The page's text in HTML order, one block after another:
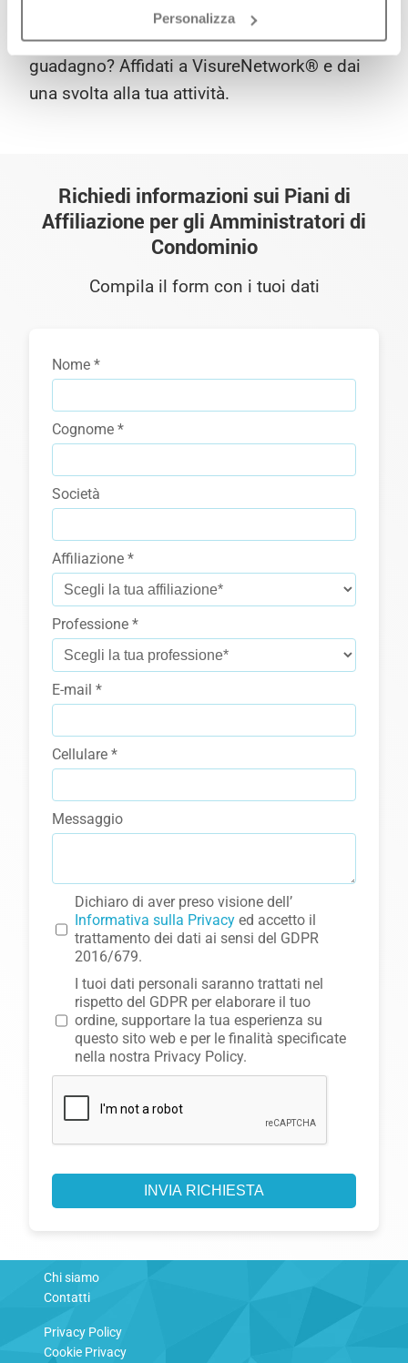
Personalizza
vorresti semplificare il tuo lavoro e allo
stesso tempo incrementare anche il tuo
guadagno? Affidati a VisureNetwork® e dai
una svolta alla tua attività.
Richiedi informazioni sui Piani di
Affiliazione per gli Amministratori di
Condominio
Compila il form con i tuoi dati
Nome *
Cognome *
Società
Affiliazione *
Professione *
E-mail *
Cellulare *
Messaggio
Dichiaro di aver preso visione dell’
Informativa sulla Privacy ed accetto il
trattamento dei dati ai sensi del GDPR
2016/679.
I tuoi dati personali saranno trattati nel
rispetto del GDPR per elaborare il tuo
ordine, supportare la tua esperienza su
questo sito web e per le finalità specificate
nella nostra Privacy Policy.
INVIA RICHIESTA
Chi siamo
Contatti
Privacy Policy
Cookie Privacy